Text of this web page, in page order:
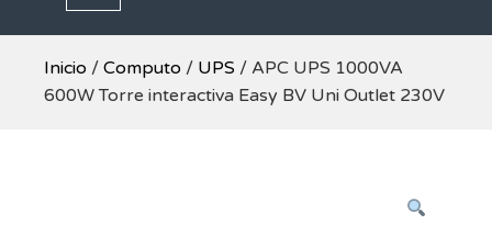
Inicio / Computo / UPS / APC UPS 1000VA
600W Torre interactiva Easy BV Uni Outlet 230V